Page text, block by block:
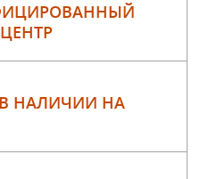
НАЛИЧИИ НА